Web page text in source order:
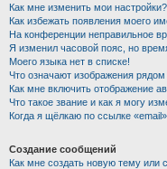
Как мне изменить мои настройки?
Как избежать появления моего
На конференции неправильное
Я изменил часовой пояс, но
Моего языка нет в списке!
Что означают изображения
Как мне включить отображение
Что такое звание и как я могу
Когда я щёлкаю по ссылке
Создание сообщений
Как мне создать новую тему или